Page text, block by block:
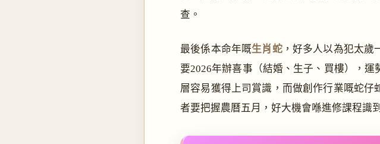
查。
最後係本命年嘅生肖蛇，好多人以為犯太歲
要2026年辦喜事（結婚、生子、買樓），運
層容易獲得上司賞識，而做創作行業嘅蛇
者要把握農曆五月，好大機會喺進修課程識